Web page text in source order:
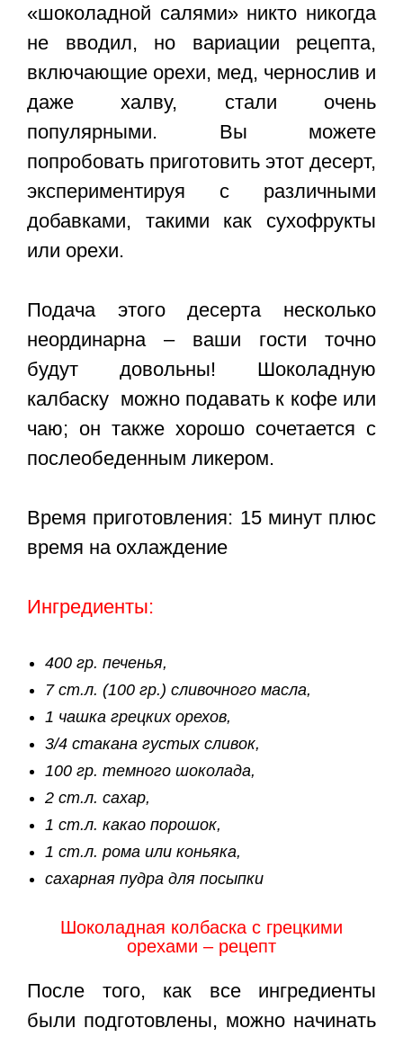
«шоколадной салями» никто никогда
не вводил, но вариации рецепта,
включающие орехи, мед, чернослив и
даже халву, стали очень
популярными. Вы можете
попробовать приготовить этот десерт,
экспериментируя с различными
добавками, такими как сухофрукты
или орехи.
Подача этого десерта несколько
неординарна – ваши гости точно
будут довольны! Шоколадную
калбаску можно подавать к кофе или
чаю; он также хорошо сочетается с
послеобеденным ликером.
Время приготовления: 15 минут плюс
время на охлаждение
Ингредиенты:
400 гр. печенья,
7 ст.л. (100 гр.) сливочного масла,
1 чашка грецких орехов,
3/4 стакана густых сливок,
100 гр. темного шоколада,
2 ст.л. сахар,
1 ст.л. какао порошок,
1 ст.л. рома или коньяка,
сахарная пудра для посыпки
Шоколадная колбаска с грецкими
орехами – рецепт
После того, как все ингредиенты
были подготовлены, можно начинать